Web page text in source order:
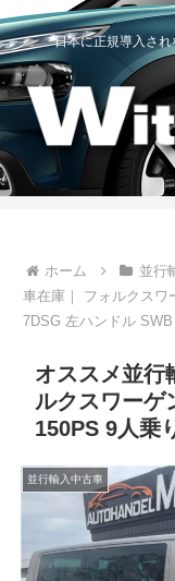
日本に正規導入さ
ホーム 並行
車在庫｜ フォルクスワ
7DSG 左ハンドル SWB
オススメ並行
ルクスワーゲ
150PS 9人乗
並行輸入中古車